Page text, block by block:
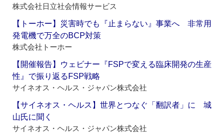
株式会社日立社会情報サービス
【トーホー】災害時でも『止まらない』事業へ 非常用
発電機で万全のBCP対策
株式会社トーホー
【開催報告】ウェビナー『FSPで変える臨床開発の生産
性』で振り返るFSP戦略
サイネオス・ヘルス・ジャパン株式会社
【サイネオス・ヘルス】世界とつなぐ「翻訳者」に 城
山氏に聞く
サイネオス・ヘルス・ジャパン株式会社